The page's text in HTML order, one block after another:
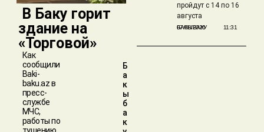
​ В Баку горит
здание на
«Торговой»
Как
сообщили
Baki-
baku.az в
пресс-
службе
МЧС,
работы по
тушению
Б
а
к
ы
б
а
к
пройдут с 14 по 16
августа
БАКЫБАКУ
07/08/2026 11:31